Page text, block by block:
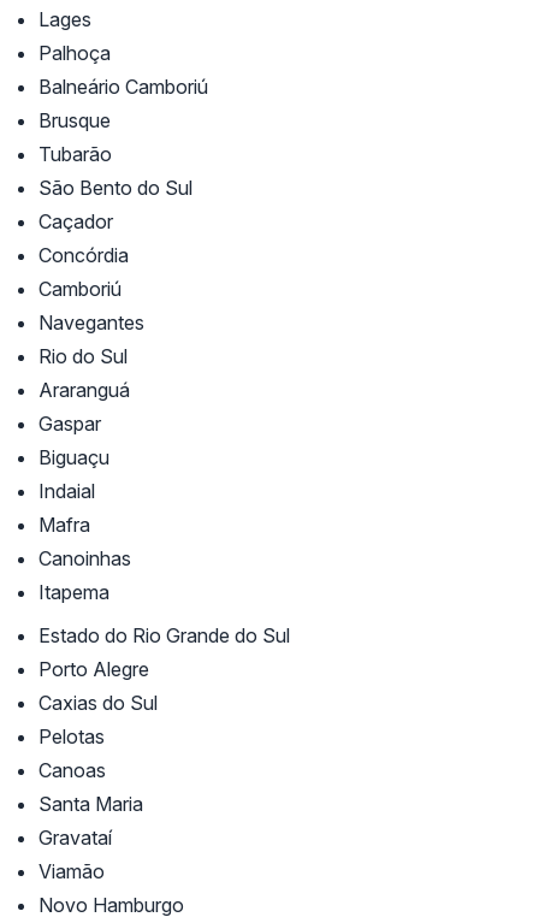
Lages
Palhoça
Balneário Camboriú
Brusque
Tubarão
São Bento do Sul
Caçador
Concórdia
Camboriú
Navegantes
Rio do Sul
Araranguá
Gaspar
Biguaçu
Indaial
Mafra
Canoinhas
Itapema
Estado do Rio Grande do Sul
Porto Alegre
Caxias do Sul
Pelotas
Canoas
Santa Maria
Gravataí
Viamão
Novo Hamburgo